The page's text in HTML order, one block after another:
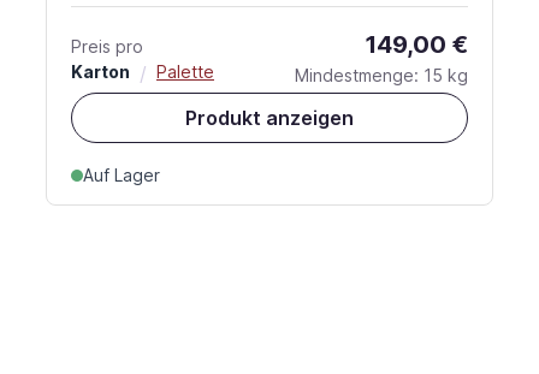
Preis pro
Karton / Palette
149,00 €
Mindestmenge: 15 kg
Produkt anzeigen
Auf Lager